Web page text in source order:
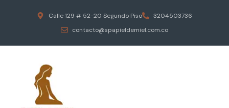
Calle 129 # 52-20 Segundo Piso
3204503736
contacto@spapieldemiel.com.co